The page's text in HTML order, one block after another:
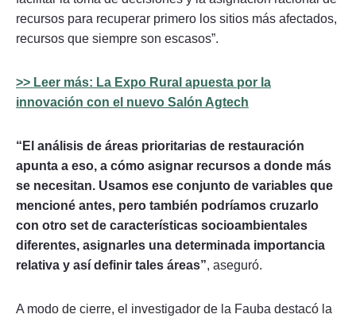
recursos para recuperar primero los sitios más afectados,
recursos que siempre son escasos”.
>> Leer más: La Expo Rural apuesta por la
innovación con el nuevo Salón Agtech
“El análisis de áreas prioritarias de restauración
apunta a eso, a cómo asignar recursos a donde más
se necesitan. Usamos ese conjunto de variables que
mencioné antes, pero también podríamos cruzarlo
con otro set de características socioambientales
diferentes, asignarles una determinada importancia
relativa y así definir tales áreas”, aseguró.
A modo de cierre, el investigador de la Fauba destacó la